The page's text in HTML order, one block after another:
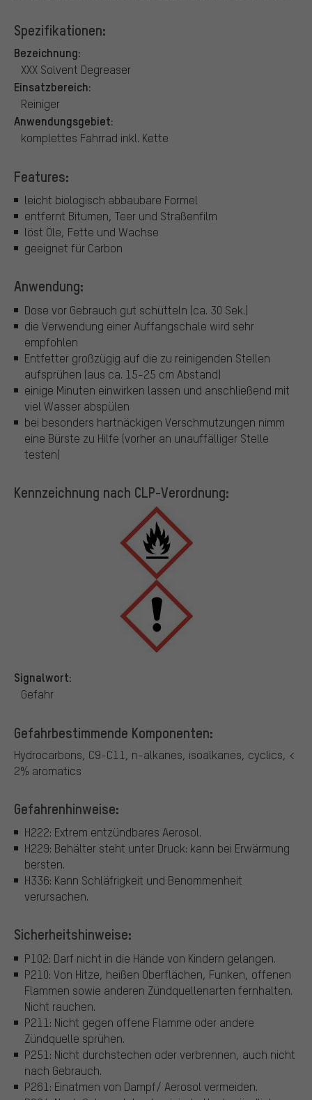
Spezifikationen:
Bezeichnung:
XXX Solvent Degreaser
Einsatzbereich:
Reiniger
Anwendungsgebiet:
komplettes Fahrrad inkl. Kette
Features:
leicht biologisch abbaubare Formel
entfernt Bitumen, Teer und Straßenfilm
löst Öle, Fette und Wachse
geeignet für Carbon
Anwendung:
Dose vor Gebrauch gut schütteln (ca. 30 Sek.)
die Verwendung einer Auffangschale wird sehr
empfohlen
Entfetter großzügig auf die zu reinigenden Stellen
aufsprühen (aus ca. 15-25 cm Abstand)
einige Minuten einwirken lassen und anschließend mit
viel Wasser abspülen
bei besonders hartnäckigen Verschmutzungen nimm
eine Bürste zu Hilfe (vorher an unauffälliger Stelle
testen)
Kennzeichnung nach CLP-Verordnung:
Signalwort:
Gefahr
Gefahrbestimmende Komponenten:
Hydrocarbons, C9-C11, n-alkanes, isoalkanes, cyclics, <
2% aromatics
Gefahrenhinweise:
H222: Extrem entzündbares Aerosol.
H229: Behälter steht unter Druck: kann bei Erwärmung
bersten.
H336: Kann Schläfrigkeit und Benommenheit
verursachen.
Sicherheitshinweise:
P102: Darf nicht in die Hände von Kindern gelangen.
P210: Von Hitze, heißen Oberflächen, Funken, offenen
Flammen sowie anderen Zündquellenarten fernhalten.
Nicht rauchen.
P211: Nicht gegen offene Flamme oder andere
Zündquelle sprühen.
P251: Nicht durchstechen oder verbrennen, auch nicht
nach Gebrauch.
P261: Einatmen von Dampf/ Aerosol vermeiden.